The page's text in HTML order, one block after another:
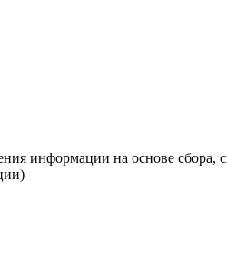
информации на основе сбора,